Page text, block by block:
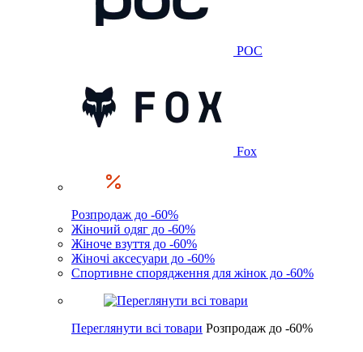
POC
Fox
Розпродаж до -60%
Жіночий одяг до -60%
Жіноче взуття до -60%
Жіночі аксесуари до -60%
Спортивне спорядження для жінок до -60%
Переглянути всі товари Розпродаж до -60%